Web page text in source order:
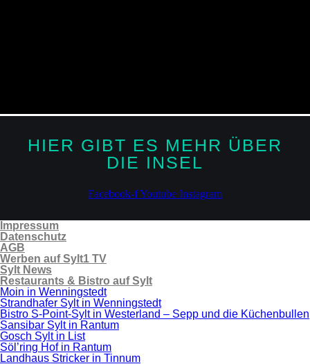
HIER GIBT ES MEHR ÜBER
DIE INSEL
Facebook-fYoutube Instagram
Impressum
Datenschutz
AGB
Werben auf Sylt1 TV
Sylt News
Restaurants & Bistro auf Sylt
Moin in Wenningstedt
Strandhafer Sylt in Wenningstedt
Bistro S-Point-Sylt in Westerland – Sepp und die Küchenbullen
Sansibar Sylt in Rantum
Gosch Sylt in List
Söl’ring Hof in Rantum
Landhaus Stricker in Tinnum